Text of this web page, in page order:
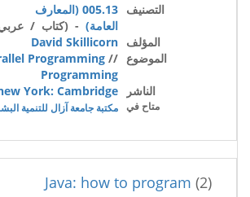
التصنيف
005.13 (المعارف
العامة) - (كتاب /
المؤلف David Skillicorn
الموضوع
Programming //
Programming
الناشر
York: Cambridge
متاح في مكتبة جامعة آزال للتنمية
(2)
Java: how to program